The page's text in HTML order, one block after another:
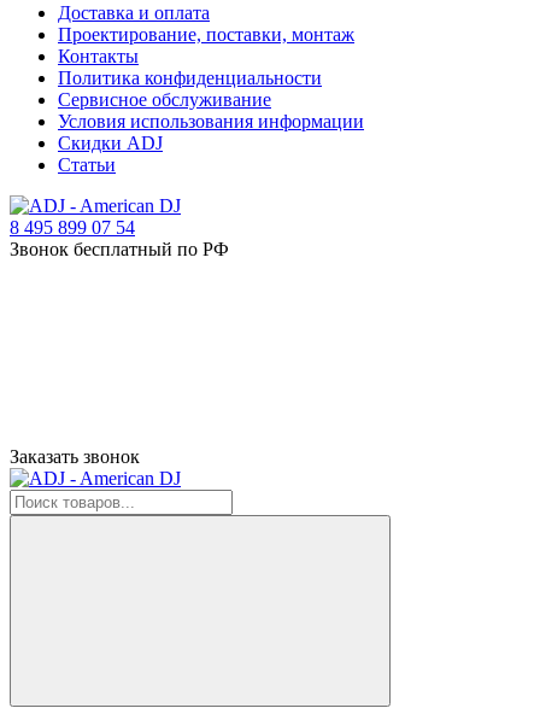
Доставка и оплата
Проектирование, поставки, монтаж
Контакты
Политика конфиденциальности
Сервисное обслуживание
Условия использования информации
Скидки ADJ
Статьи
8 495 899 07 54
Звонок бесплатный по РФ
Заказать звонок